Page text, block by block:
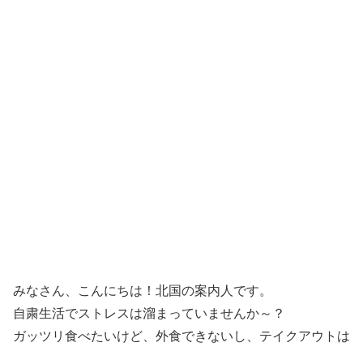
みなさん、こんにちは！北国の案内人です。
自粛生活でストレスは溜まっていませんか～？
ガッツリ食べたいけど、外食できないし、テイクアウトは